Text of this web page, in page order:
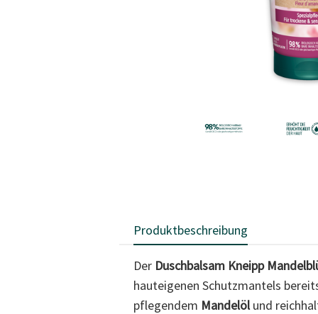
Produktbeschreibung
Der Duschbalsam Kneipp
hauteigenen Schutzmantels
pflegendem Mandelölund